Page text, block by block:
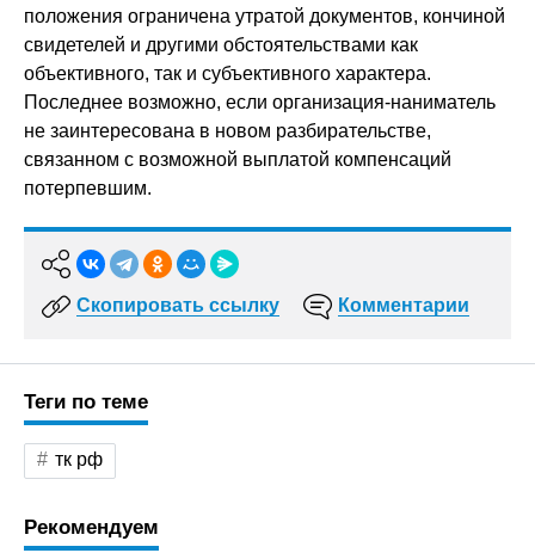
положения ограничена утратой документов, кончиной
свидетелей и другими обстоятельствами как
объективного, так и субъективного характера.
Последнее возможно, если организация-наниматель
не заинтересована в новом разбирательстве,
связанном с возможной выплатой компенсаций
потерпевшим.
Скопировать ссылку Комментарии
Теги по теме
тк рф
Рекомендуем